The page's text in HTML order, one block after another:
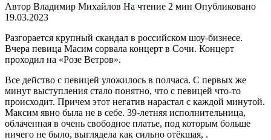
Автор Владимир Михайлов На чтение 2 мин Опубликовано
19.03.2023
Разгорается крупный скандал в российском шоу-бизнесе.
Вчера певица Масим сорвала концерт в Сочи. Концерт
проходил на «Розе Ветров».
Все действо с певицей уложилось в полчаса. С первых же
минут выступления стало понятно, что с певицей что-то
происходит. Причем этот негатив нарастал с каждой минутой.
Максим явно была не в себе. 39-летняя исполнительница,
облаченная в очень свободное платье, под которым больше
ничего не было, выглядела как сильно отёкшая, .